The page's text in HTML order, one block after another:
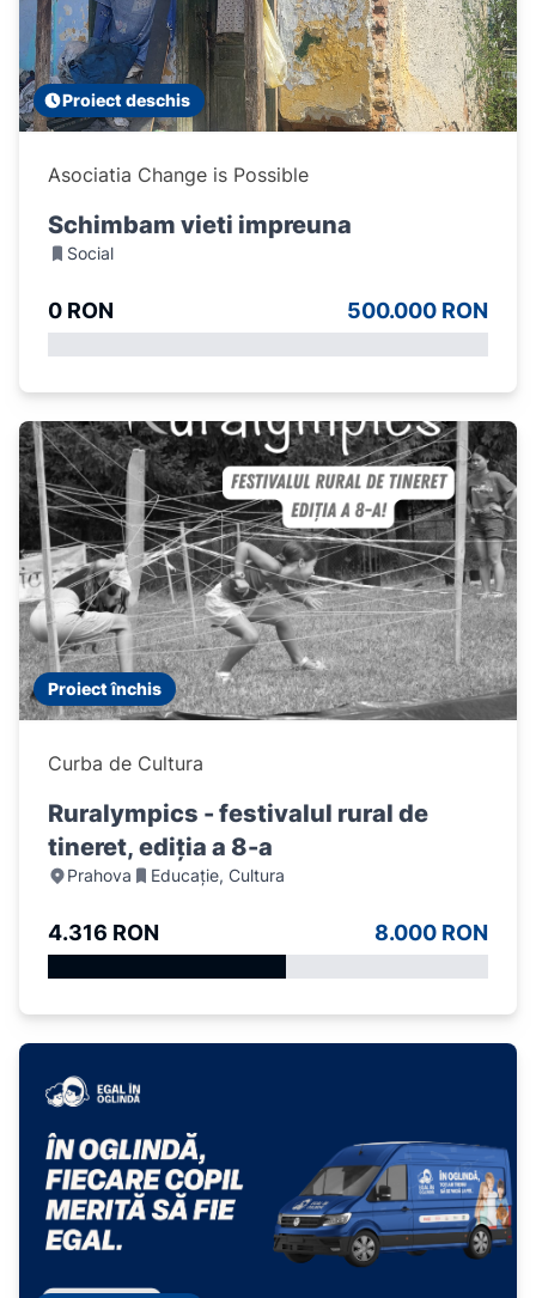
Proiect deschis
Asociatia Change is Possible
Schimbam vieti impreuna
Social
0 RON 500.000 RON
Proiect închis
Curba de Cultura
Ruralympics - festivalul rural de
tineret, ediția a 8-a
Prahova Educație, Cultura
4.316 RON 8.000 RON